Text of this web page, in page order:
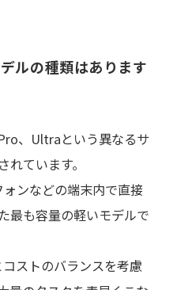
ルの種類はあります
、Ultraという異なるサ
ています。
ンなどの端末内で直接
最も容量の軽いモデルで
ストのバランスを考慮